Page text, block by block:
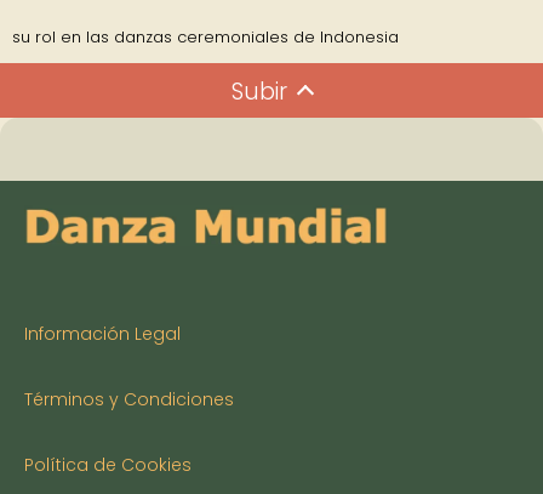
su rol en las danzas ceremoniales de Indonesia
Subir
Información Legal
Términos y Condiciones
Política de Cookies